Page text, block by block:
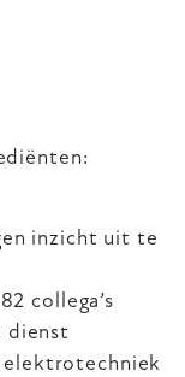
inzicht uit te
collega’s
dienst
elektrotechniek